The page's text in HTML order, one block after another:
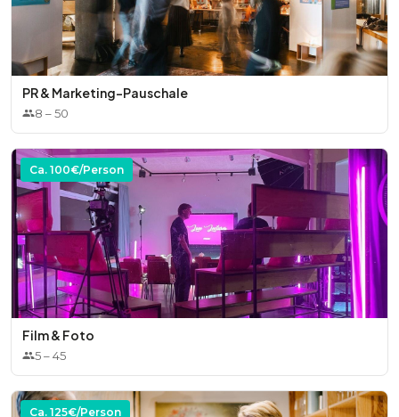
PR & Marketing-Pauschale
8 –50
Ca. 100€/Person
Film & Foto
5–45
Ca. 125€/Person